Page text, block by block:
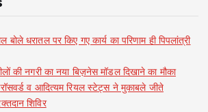
s
p
a
बोले धरातल पर किए गए कार्य का परिणाम ही पिपलांत्री
की नगरी का नया बिज़नेस मॉडल दिखाने का मौका
व आदित्यम रियल स्टेट्स ने मुकाबले जीते
शिविर